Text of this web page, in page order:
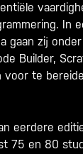
In
gaan zij
Builder,
voor te
eerdere
75 en 80